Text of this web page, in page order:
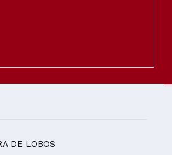
DE LOBOS